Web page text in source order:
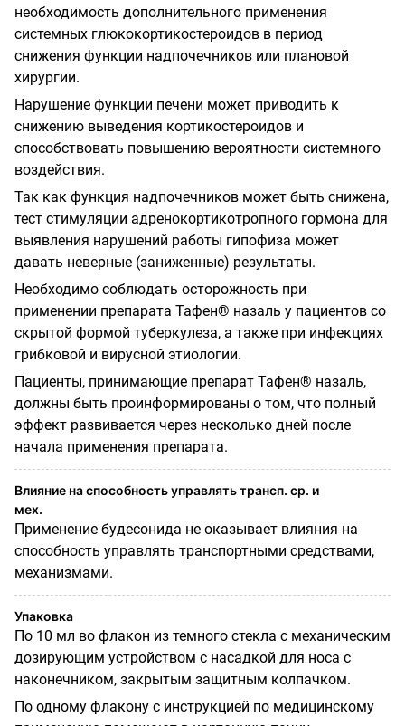
необходимость дополнительного применения
системных глюкокортикостероидов в период
снижения функции надпочечников или плановой
хирургии.
Нарушение функции печени может приводить к
снижению выведения кортикостероидов и
способствовать повышению вероятности системного
воздействия.
Так как функция надпочечников может быть снижена,
тест стимуляции адренокортикотропного гормона для
выявления нарушений работы гипофиза может
давать неверные (заниженные) результаты.
Необходимо соблюдать осторожность при
применении препарата Тафен® назаль у пациентов со
скрытой формой туберкулеза, а также при инфекциях
грибковой и вирусной этиологии.
Пациенты, принимающие препарат Тафен® назаль,
должны быть проинформированы о том, что полный
эффект развивается через несколько дней после
начала применения препарата.
Влияние на способность управлять трансп. ср. и
мех.
Применение будесонида не оказывает влияния на
способность управлять транспортными средствами,
механизмами.
Упаковка
По 10 мл во флакон из темного стекла с механическим
дозирующим устройством с насадкой для носа с
наконечником, закрытым защитным колпачком.
По одному флакону с инструкцией по медицинскому